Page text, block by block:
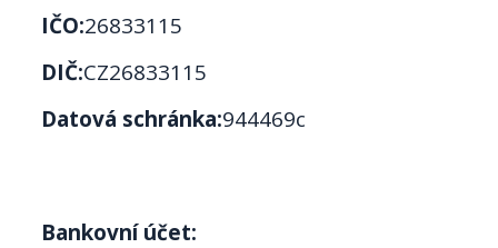
IČO:26833115
DIČ:CZ26833115
Datová schránka:944469c
Bankovní účet: